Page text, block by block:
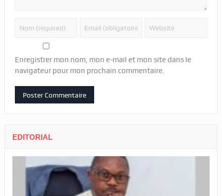
Enregistrer mon nom, mon e-mail et mon site dans le
navigateur pour mon prochain commentaire.
EDITORIAL